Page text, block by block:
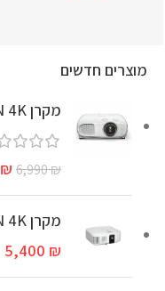
מוצרים חדשים
מקרן EPSON 4K דגם EHTW7000
6,990₪
₪
מקרן EPSON 4K דגם TW6150
5,400 ₪